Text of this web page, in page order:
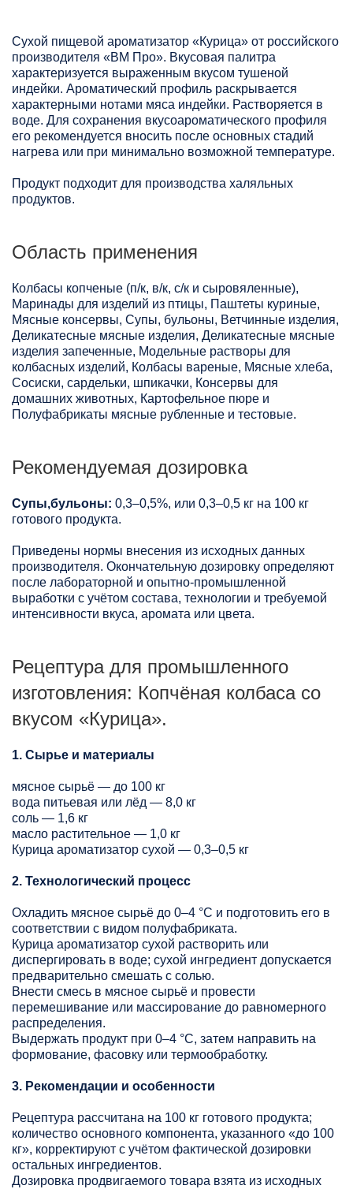
Сухой пищевой ароматизатор «Курица» от российского
производителя «ВМ Про». Вкусовая палитра
характеризуется выраженным вкусом тушеной
индейки. Ароматический профиль раскрывается
характерными нотами мяса индейки. Растворяется в
воде. Для сохранения вкусоароматического профиля
его рекомендуется вносить после основных стадий
нагрева или при минимально возможной температуре.
Продукт подходит для производства халяльных
продуктов.
Область применения
Колбасы копченые (п/к, в/к, с/к и сыровяленные),
Маринады для изделий из птицы, Паштеты куриные,
Мясные консервы, Супы, бульоны, Ветчинные изделия,
Деликатесные мясные изделия, Деликатесные мясные
изделия запеченные, Модельные растворы для
колбасных изделий, Колбасы вареные, Мясные хлеба,
Сосиски, сардельки, шпикачки, Консервы для
домашних животных, Картофельное пюре и
Полуфабрикаты мясные рубленные и тестовые.
Рекомендуемая дозировка
Супы,бульоны: 0,3–0,5%, или 0,3–0,5 кг на 100 кг
готового продукта.
Приведены нормы внесения из исходных данных
производителя. Окончательную дозировку определяют
после лабораторной и опытно-промышленной
выработки с учётом состава, технологии и требуемой
интенсивности вкуса, аромата или цвета.
Рецептура для промышленного
изготовления: Копчёная колбаса со
вкусом «Курица».
1. Сырье и материалы
мясное сырьё — до 100 кг
вода питьевая или лёд — 8,0 кг
соль — 1,6 кг
масло растительное — 1,0 кг
Курица ароматизатор сухой — 0,3–0,5 кг
2. Технологический процесс
Охладить мясное сырьё до 0–4 °C и подготовить его в
соответствии с видом полуфабриката.
Курица ароматизатор сухой растворить или
диспергировать в воде; сухой ингредиент допускается
предварительно смешать с солью.
Внести смесь в мясное сырьё и провести
перемешивание или массирование до равномерного
распределения.
Выдержать продукт при 0–4 °C, затем направить на
формование, фасовку или термообработку.
3. Рекомендации и особенности
Рецептура рассчитана на 100 кг готового продукта;
количество основного компонента, указанного «до 100
кг», корректируют с учётом фактической дозировки
остальных ингредиентов.
Дозировка продвигаемого товара взята из исходных